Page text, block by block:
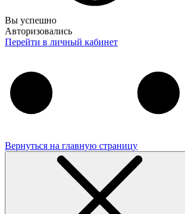
Вы успешно
Авторизовались
Перейти в личный кабинет
Вернуться на главную страницу